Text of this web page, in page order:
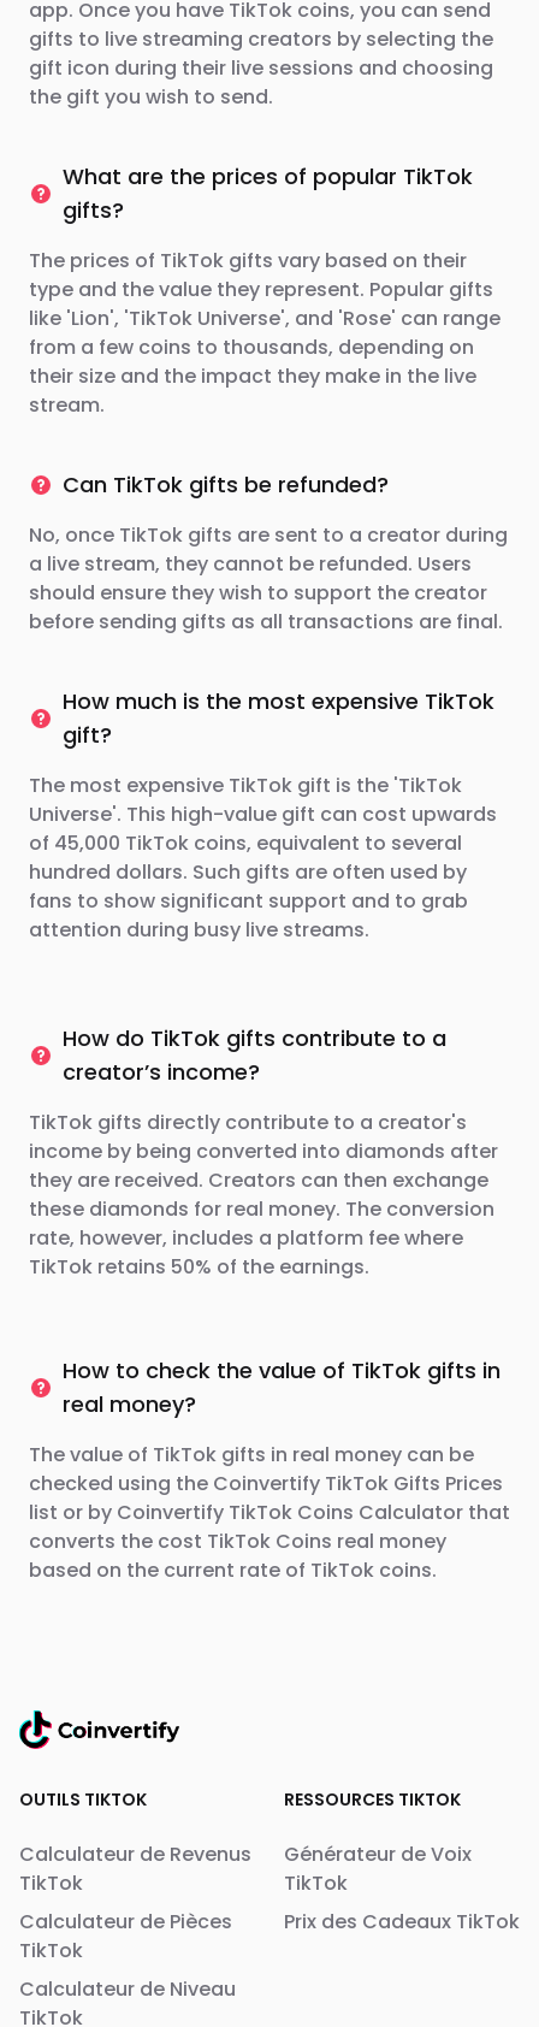
app. Once you have TikTok coins, you can send
gifts to live streaming creators by selecting the
gift icon during their live sessions and choosing
the gift you wish to send.
What are the prices of popular TikTok
gifts?
The prices of TikTok gifts vary based on their
type and the value they represent. Popular gifts
like 'Lion', 'TikTok Universe', and 'Rose' can range
from a few coins to thousands, depending on
their size and the impact they make in the live
stream.
Can TikTok gifts be refunded?
No, once TikTok gifts are sent to a creator during
a live stream, they cannot be refunded. Users
should ensure they wish to support the creator
before sending gifts as all transactions are final.
How much is the most expensive TikTok
gift?
The most expensive TikTok gift is the 'TikTok
Universe'. This high-value gift can cost upwards
of 45,000 TikTok coins, equivalent to several
hundred dollars. Such gifts are often used by
fans to show significant support and to grab
attention during busy live streams.
How do TikTok gifts contribute to a
creator’s income?
TikTok gifts directly contribute to a creator's
income by being converted into diamonds after
they are received. Creators can then exchange
these diamonds for real money. The conversion
rate, however, includes a platform fee where
TikTok retains 50% of the earnings.
How to check the value of TikTok gifts in
real money?
The value of TikTok gifts in real money can be
checked using the Coinvertify TikTok Gifts Prices
list or by Coinvertify TikTok Coins Calculator that
converts the cost TikTok Coins real money
based on the current rate of TikTok coins.
OUTILS TIKTOK
Calculateur de Revenus
TikTok
Calculateur de Pièces
TikTok
Calculateur de Niveau
TikTok
RESSOURCES TIKTOK
Générateur de Voix
TikTok
Prix des Cadeaux TikTok